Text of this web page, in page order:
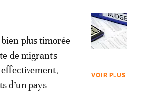
plus timorée
de migrants
effectivement,
d’un pays
VOIR PLUS